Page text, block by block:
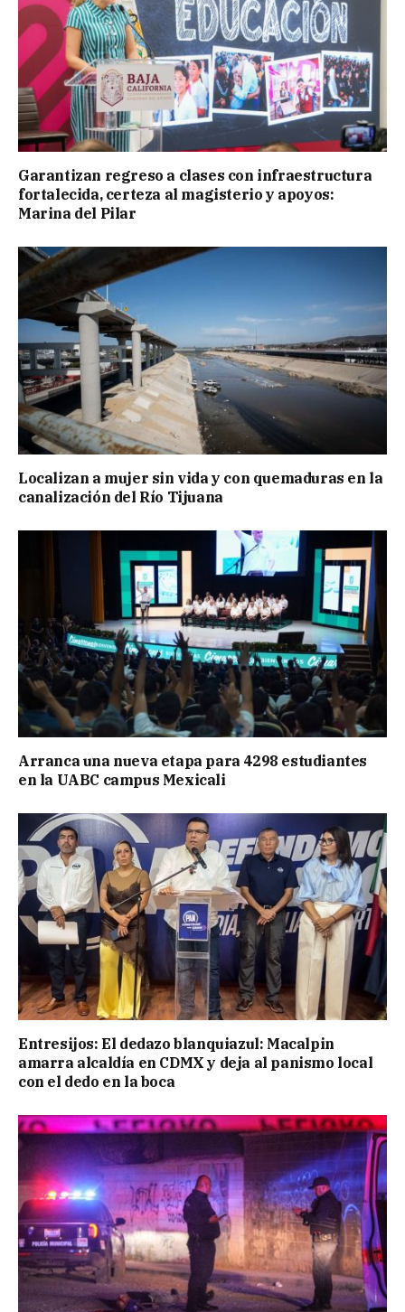
Garantizan regreso a clases con infraestructura
fortalecida, certeza al magisterio y apoyos:
Marina del Pilar
Localizan a mujer sin vida y con quemaduras en la
canalización del Río Tijuana
Arranca una nueva etapa para 4298 estudiantes
en la UABC campus Mexicali
Entresijos: El dedazo blanquiazul: Macalpin
amarra alcaldía en CDMX y deja al panismo local
con el dedo en la boca